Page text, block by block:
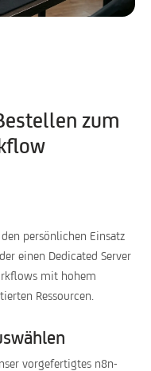
zum
persönlichen Einsatz
einen Dedicated Server
mit hohem
Ressourcen.
vorgefertigtes n8n-